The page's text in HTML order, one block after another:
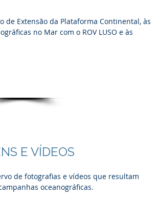
de Extensão da Plataforma Continental, às
no Mar com o ROV LUSO e às
E VÍDEOS
de fotografias e vídeos que resultam
oceanográficas.